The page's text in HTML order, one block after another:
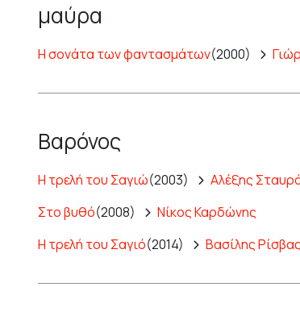
μαύρα
Η σονάτα των φαντασμάτων(2000)
Βαρόνος
Η τρελή του Σαγιώ(2003)
Αλέξης
Στο βυθό(2008)
Νίκος Καρδώνης
Η τρελή του Σαγιό(2014) Βασίλης Ρίσβας